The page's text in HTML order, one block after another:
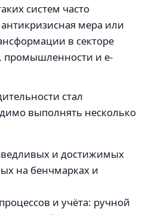
систем часто
антикризисная мера или
в секторе
промышленности и e-
стал
выполнять несколько
и достижимых
на бенчмарках и
и учёта: ручной